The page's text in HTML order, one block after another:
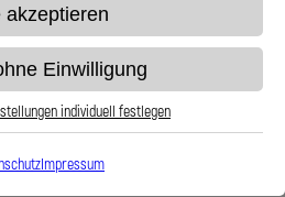
Dichtringe (falls benötigt)
Mercedes 300 SEL sind im Gegensatz zu den
unbegrenzt haltbar.
und Serienanfertigungen. Dabei erfüllen wir
wir hochfeste Edelstahlanschlüsse.
akzeptieren
Einwilligung
individuell festlegen
Impressum